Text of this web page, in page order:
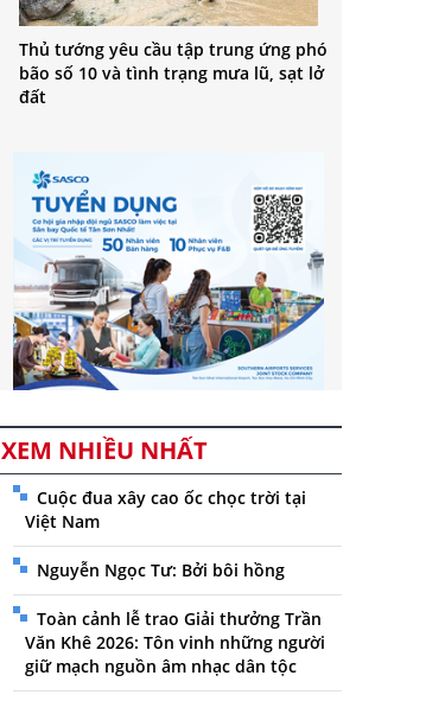
Thủ tướng yêu cầu tập trung ứng phó
bão số 10 và tình trạng mưa lũ, sạt lở
đất
XEM NHIỀU NHẤT
Cuộc đua xây cao ốc chọc trời tại
Việt Nam
Nguyễn Ngọc Tư: Bởi bôi hồng
Toàn cảnh lễ trao Giải thưởng Trần
Văn Khê 2026: Tôn vinh những người
giữ mạch nguồn âm nhạc dân tộc